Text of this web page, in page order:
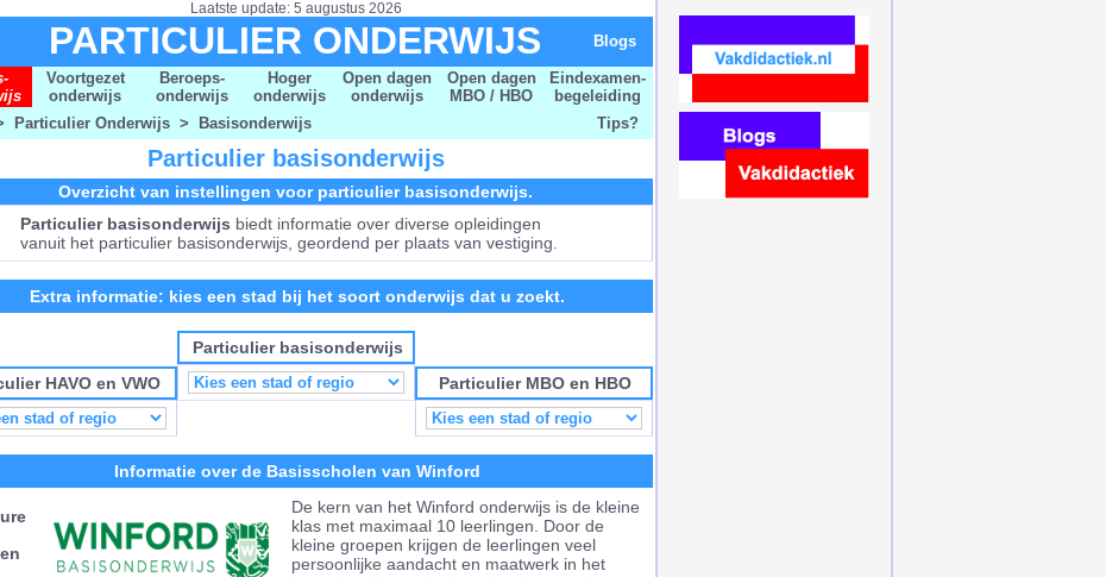
Laatste update: 5 augustus 2026
PARTICULIER ONDERWIJS Blogs
Voortgezet
onderwijs
Beroeps-
onderwijs
Hoger
onderwijs
Open dagen
onderwijs
Open dagen
MBO / HBO
Eindexamen-
begeleiding
Particulier Onderwijs> Basisonderwijs Tips?
Particulier basisonderwijs
Overzicht van instellingen voor particulier basisonderwijs.
Particulier basisonderwijs biedt informatie over diverse opleidingen
vanuit het particulier basisonderwijs, geordend per plaats van vestiging.
Extra informatie: kies een stad bij het soort onderwijs dat u zoekt.
HAVO en VWO
Particulier basisonderwijs
Particulier MBO en HBO
Informatie over de Basisscholen van Winford
De kern van het Winford onderwijs is de kleine
klas met maximaal 10 leerlingen. Door de
kleine groepen krijgen de leerlingen veel
persoonlijke aandacht en maatwerk in het